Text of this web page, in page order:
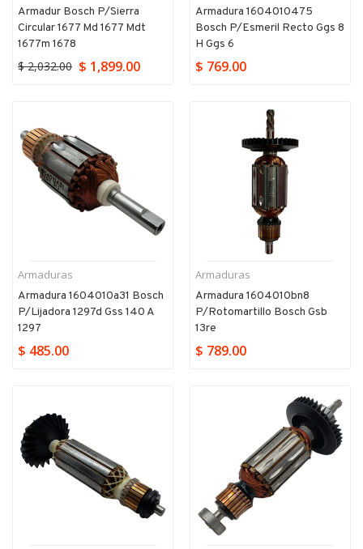
Armadur Bosch P/sierra
Circular 1677 Md 1677 Mdt
1677m 1678
$ 2,032.00 $ 1,899.00
Armadura 1604010475
Bosch P/esmeril Recto Ggs 8
H Ggs 6
$ 769.00
Armaduras
Armadura 1604010a31 Bosch
P/lijadora 1297d Gss 140 A
1297
$ 485.00
Armaduras
Armadura 1604010bn8
P/rotomartillo Bosch Gsb
13re
$ 789.00